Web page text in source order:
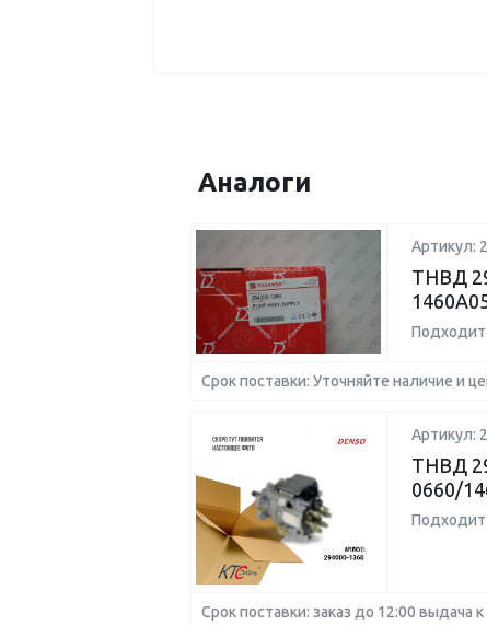
Аналоги
Артикул:
ТНВД
Подходит
Срок поставки: Уточняйте наличие и
Артикул:
ТНВД
0660/
Подходит
Срок поставки: заказ до 12:00 выдача к